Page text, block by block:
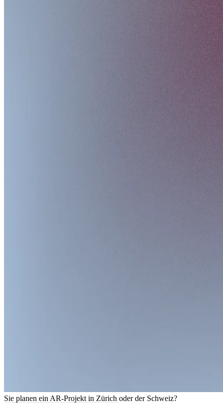
Sie planen ein AR-Projekt in Zürich oder der Schweiz?